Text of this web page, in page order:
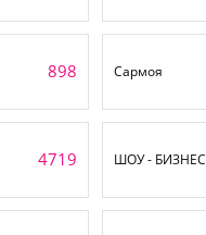
898 Сармоя
4719 ШОУ - БИЗНЕС